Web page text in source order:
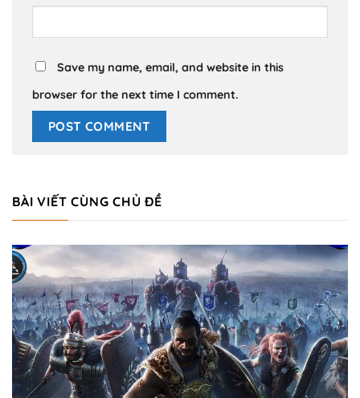
Save my name, email, and website in this
browser for the next time I comment.
BÀI VIẾT CÙNG CHỦ ĐỀ